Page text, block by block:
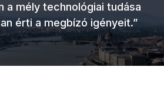
a mély technológiai tudása
érti a megbízó igényeit.”